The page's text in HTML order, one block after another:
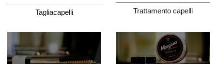
Tagliacapelli Trattamento capelli